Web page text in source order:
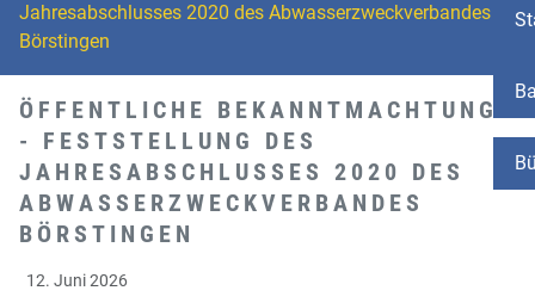
Jahresabschlusses 2020 des Abwasserzweckverbandes
Börstingen
ÖFFENTLICHE BEKANNTMACHTUNG
- FESTSTELLUNG DES
JAHRESABSCHLUSSES 2020 DES
ABWASSERZWECKVERBANDES
BÖRSTINGEN
12. Juni 2026